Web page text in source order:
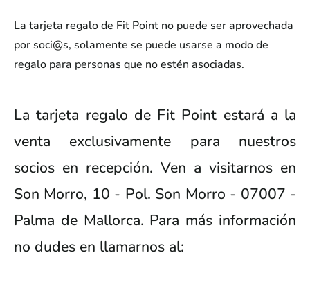
La tarjeta regalo de Fit Point no puede ser aprovechada
por soci@s, solamente se puede usarse a modo de
regalo para personas que no estén asociadas.
La tarjeta regalo de Fit Point estará a la
venta exclusivamente para nuestros
socios en recepción. Ven a visitarnos en
Son Morro, 10 - Pol. Son Morro - 07007 -
Palma de Mallorca. Para más información
no dudes en llamarnos al: